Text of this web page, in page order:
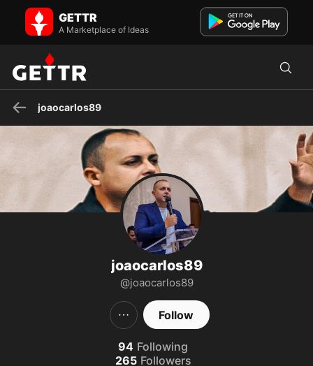
joaocarlos89 on GETTR - Profile and Posts
Casado 💍 | Teólogo ✝️ | Co-Pastor ⛪ Fé, família e liberdade 🇧🇷
Servindo a Deus e fortalecendo corações ✝️
GETTR
A Marketplace of Ideas
joaocarlos89
joaocarlos89
@joaocarlos89
Follow
94 Following
265 Followers